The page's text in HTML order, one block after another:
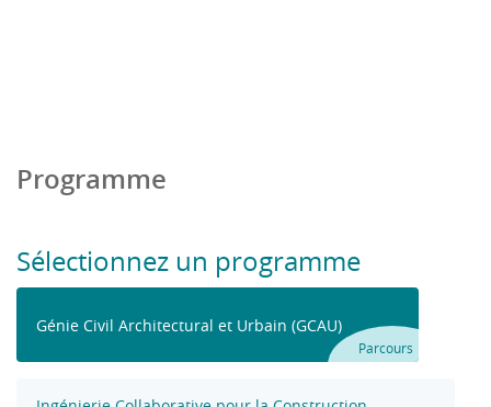
Programme
Sélectionnez un programme
Génie Civil Architectural et Urbain (GCAU)
Parcours